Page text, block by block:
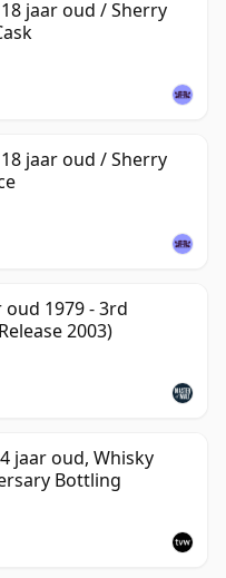
jaar oud / Sherry
jaar oud / Sherry
oud 1979 - 3rd
2003)
jaar oud, Whisky
Bottling